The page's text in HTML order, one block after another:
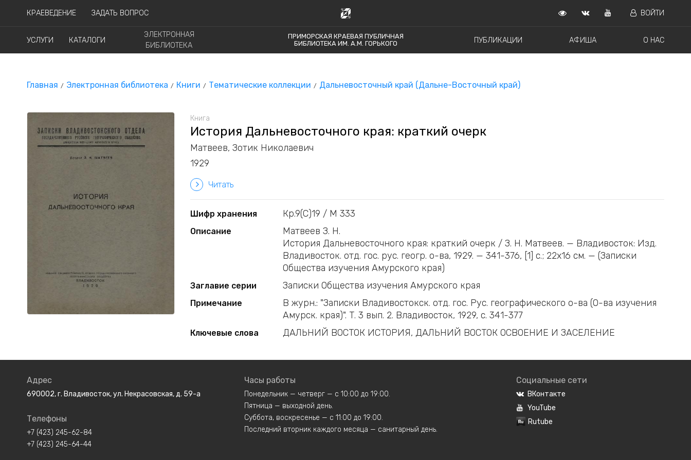
КРАЕВЕДЕНИЕ ЗАДАТЬ ВОПРОС ВОЙТИ
УСЛУГИ КАТАЛОГИ
ЭЛЕКТРОННАЯ
БИБЛИОТЕКА
ПРИМОРСКАЯ КРАЕВАЯ ПУБЛИЧНАЯ
БИБЛИОТЕКА ИМ. А.М. ГОРЬКОГО
ПУБЛИКАЦИИ АФИША О НАС
Главная Электронная библиотека Книги Тематические коллекции Дальневосточный край (Дальне-Восточный край)
Книга
История Дальневосточного края: краткий очерк
Матвеев, Зотик Николаевич
1929
Читать
Шифр хранения Кр.9(С)19 / М 333
Описание
Матвеев З. Н.
История Дальневосточного края: краткий очерк / З. Н. Матвеев. — Владивосток: Изд.
Владивосток. отд. гос. рус. геогр. о-ва, 1929. — 341-376, [1] c.; 22х16 см. — (Записки
Общества изучения Амурского края)
Заглавие серии Записки Общества изучения Амурского края
Примечание
В журн.: "Записки Владивостокск. отд. гос. Рус. географического о-ва (О-ва изучения
Амурск. края)". Т. 3 вып. 2. Владивосток, 1929, с. 341-377
Ключевые слова ДАЛЬНИЙ ВОСТОК ИСТОРИЯ, ДАЛЬНИЙ ВОСТОК ОСВОЕНИЕ И ЗАСЕЛЕНИЕ
Адрес
690002, г. Владивосток, ул. Некрасовская, д. 59-а
Телефоны
+7 (423) 245-62-84
+7 (423) 245-64-44
Часы работы
Понедельник — четверг — с 10:00 до 19:00.
Пятница — выходной день.
Суббота, воскресенье — с 11:00 до 19:00.
Последний вторник каждого месяца — санитарный день.
Социальные сети
ВКонтакте
YouTube
Rutube